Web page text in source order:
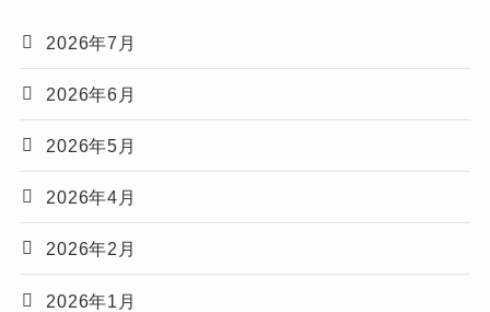
2026年7月
2026年6月
2026年5月
2026年4月
2026年2月
2026年1月